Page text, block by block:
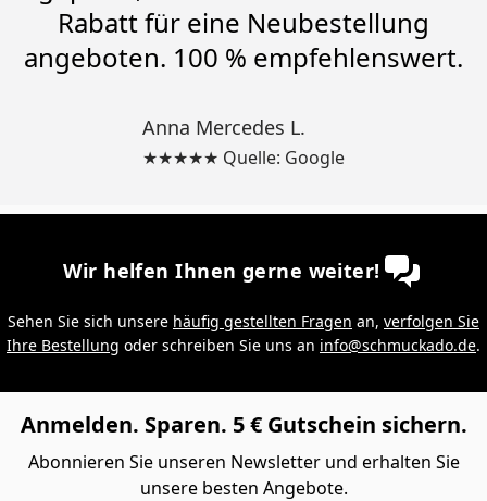
Rabatt für eine Neubestellung
angeboten. 100 % empfehlenswert.
Anna Mercedes L.
★★★★★ Quelle: Google
Wir helfen Ihnen gerne weiter!
Sehen Sie sich unsere häufig gestellten Fragen an, verfolgen Sie
Ihre Bestellung oder schreiben Sie uns an info@schmuckado.de.
Anmelden. Sparen. 5 € Gutschein sichern.
Abonnieren Sie unseren Newsletter und erhalten Sie
unsere besten Angebote.